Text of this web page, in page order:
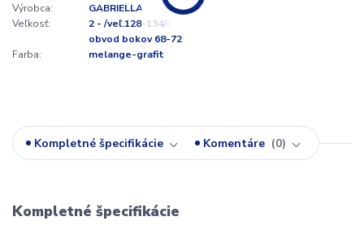
Výrobca:
GABRIELLA
Veľkosť:
2 - /veľ.128-134/-
obvod bokov 68-72
Farba:
melange-grafit
Kompletné špecifikácie Komentáre 0
Kompletné špecifikácie